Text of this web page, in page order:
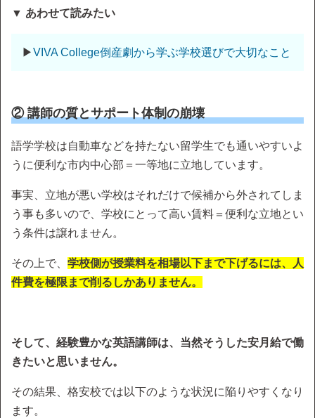
▼ あわせて読みたい
▶VIVA College倒産劇から学ぶ学校選びで大切なこと
② 講師の質とサポート体制の崩壊
語学学校は自動車などを持たない留学生でも通いやすいよ
うに便利な市内中心部＝一等地に立地しています。
事実、立地が悪い学校はそれだけで候補から外されてしま
う事も多いので、学校にとって高い賃料＝便利な立地とい
う条件は譲れません。
その上で、 学校側が授業料を相場以下まで下げるには、人
件費を極限まで削るしかありません。
そして、経験豊かな英語講師は、当然そうした安月給で働
きたいと思いません。
その結果、格安校では以下のような状況に陥りやすくなり
ます。